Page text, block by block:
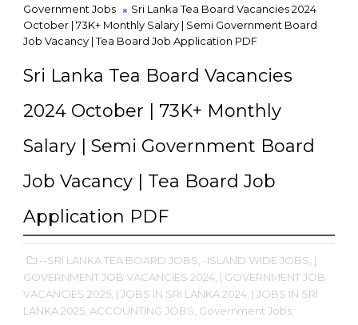
Government Jobs
Sri Lanka Tea Board Vacancies 2024
October | 73K+ Monthly Salary | Semi Government Board
Job Vacancy | Tea Board Job Application PDF
Sri Lanka Tea Board Vacancies
2024 October | 73K+ Monthly
Salary | Semi Government Board
Job Vacancy | Tea Board Job
Application PDF
--SRI LANKA TEA BOARD JOBS, -ISLAND WIDE JOBS, |
GOVERNMENT JOB VACANCIES 2024, | GOVERNMENT JOB
VACANCIES 2025, | JOBS IN SRI LANKA 2024, | JOBS IN SRI
LANKA 2025, ACCOUNTING JOBS, Government Jobs,